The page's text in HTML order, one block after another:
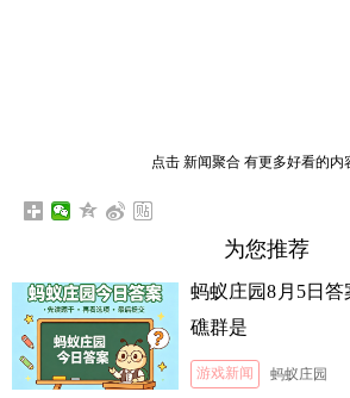
点击 新闻聚合有更多好看的内
为您推荐
蚂蚁庄园8月5日
礁群是
游戏新闻 蚂蚁庄园